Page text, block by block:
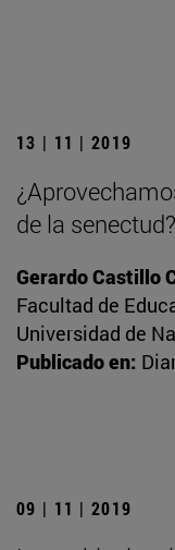
13 | 11 | 2019
de la senectud?
Gerardo Castillo
Facultad de
Universidad de
Publicado en:
09 | 11 | 2019